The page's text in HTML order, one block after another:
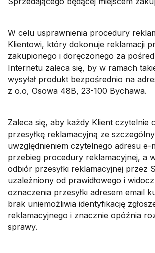
W celu usprawnienia procedury
Klientowi, który dokonuje reklamacji
zakupionego i doręczonego za
Internetu zaleca się, by w ramach
wysyłał produkt bezpośrednio na
z o.o, Osowa 48B, 23-100 Bychawa.
Zaleca się, aby każdy Klient czytelnie
przesyłkę reklamacyjną ze
uwzględnieniem czytelnego adresu e-
przebieg procedury reklamacyjnej, a
odbiór przesyłki reklamacyjnej przez
uzależniony od prawidłowego i
oznaczenia przesyłki adresem email
brak uniemożliwia identyfikację
reklamacyjnego i znacznie opóźnia
sprawy.